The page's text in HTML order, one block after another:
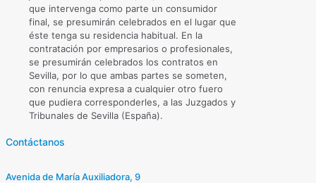
que intervenga como parte un consumidor
final, se presumirán celebrados en el lugar que
éste tenga su residencia habitual. En la
contratación por empresarios o profesionales,
se presumirán celebrados los contratos en
Sevilla, por lo que ambas partes se someten,
con renuncia expresa a cualquier otro fuero
que pudiera corresponderles, a las Juzgados y
Tribunales de Sevilla (España).
Contáctanos
Avenida de María Auxiliadora, 9